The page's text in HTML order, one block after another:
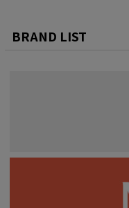
BRAND LIST